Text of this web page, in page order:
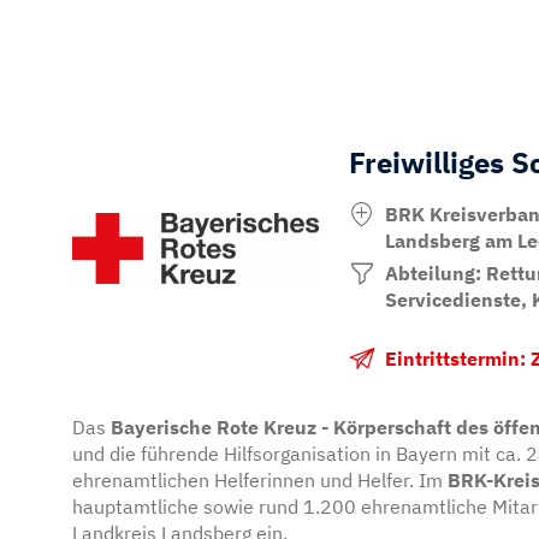
Freiwilliges
BRK
Landsberg am
Abteilung:
Servicedienste,
Eintrittstermin:
Das Bayerische Rote Kreuz - Körperschaft des
und die führende Hilfsorganisation in Bayern mit
ehrenamtlichen Helferinnen und Helfer. Im BRK-
hauptamtliche sowie rund 1.200 ehrenamtliche
Landkreis Landsberg ein.